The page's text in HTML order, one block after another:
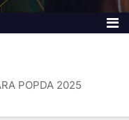
POPDA 2025